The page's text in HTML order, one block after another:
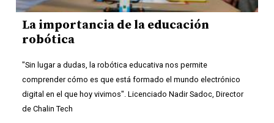
La importancia de la educación
robótica
"Sin lugar a dudas, la robótica educativa nos permite
comprender cómo es que está formado el mundo electrónico
digital en el que hoy vivimos". Licenciado Nadir Sadoc, Director
de Chalin Tech